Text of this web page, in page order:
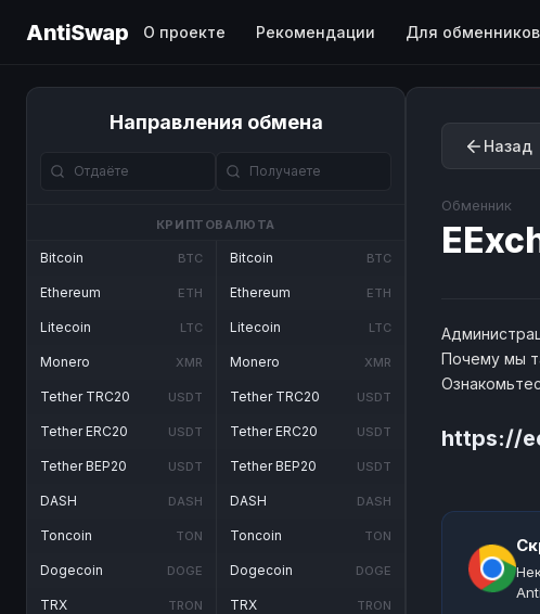
AntiSwap О проекте Рекомендации Для обменников
Направления обмена
КРИПТОВАЛЮТА
Bitcoin BTC
Ethereum ETH
Litecoin LTC
Monero XMR
Tether TRC20 USDT
Tether ERC20 USDT
Tether BEP20 USDT
DASH DASH
Toncoin TON
Dogecoin DOGE
TRX TRON
Bitcoin BTC
Ethereum ETH
Litecoin LTC
Monero XMR
Tether TRC20 USDT
Tether ERC20 USDT
Tether BEP20 USDT
DASH DASH
Toncoin TON
Dogecoin DOGE
TRX TRON
Назад
Обменник
Почему мы
https://